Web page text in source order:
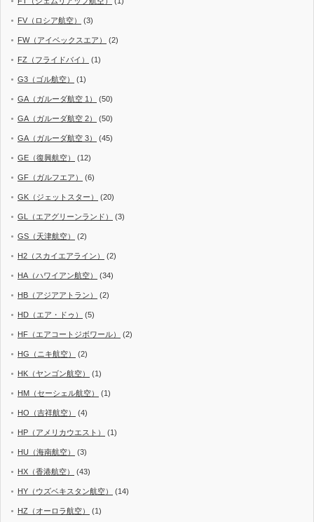
FV（ロシア航空） (3)
FW（アイベックスエア） (2)
FZ（フライドバイ） (1)
G3（ゴル航空） (1)
GA（ガルーダ航空 1） (50)
GA（ガルーダ航空 2） (50)
GA（ガルーダ航空 3） (45)
GE（復興航空） (12)
GF（ガルフエア） (6)
GK（ジェットスター） (20)
GL（エアグリーンランド） (3)
GS（天津航空） (2)
H2（スカイエアライン） (2)
HA（ハワイアン航空） (34)
HB（アジアアトラン） (2)
HD（エア・ドゥ） (5)
HF（エアコートジボワール） (2)
HG（ニキ航空） (2)
HK（ヤンゴン航空） (1)
HM（セーシェル航空） (1)
HO（吉祥航空） (4)
HP（アメリカウエスト） (1)
HU（海南航空） (3)
HX（香港航空） (43)
HY（ウズベキスタン航空） (14)
HZ（オーロラ航空） (1)